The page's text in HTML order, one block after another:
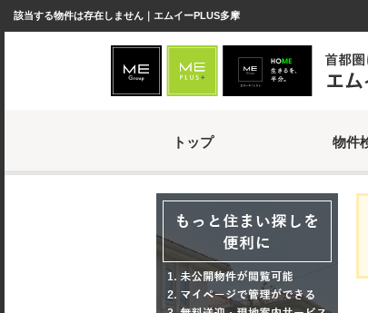
該当する物件は存在しません｜エムイーPLUS多摩
トップ 物件